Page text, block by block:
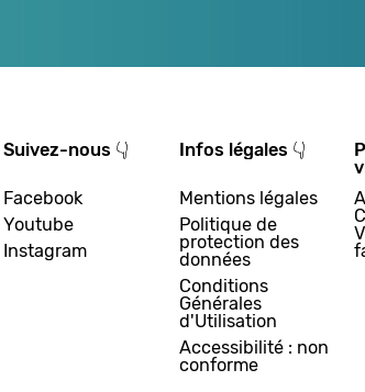
Suivez-nous 👇
Facebook
Youtube
Instagram
Infos légales 👇
Mentions légales
Politique de
protection des
données
Conditions
Générales
d'Utilisation
Accessibilité : non
conforme